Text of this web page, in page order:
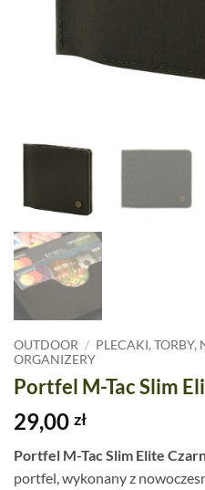
OUTDOOR / PLECAKI, TORBY,
ORGANIZERY
Portfel M-Tac Slim
29,00 zł
Portfel M-Tac Slim Elite
portfel, wykonany z